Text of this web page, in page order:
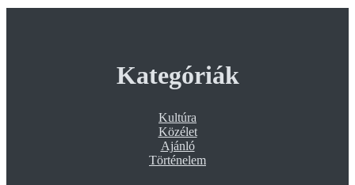
Kategóriák
Kultúra
Közélet
Ajánló
Történelem